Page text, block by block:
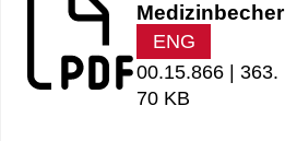
Medizinbecher
ENG
00.15.866 | 363.
70 KB